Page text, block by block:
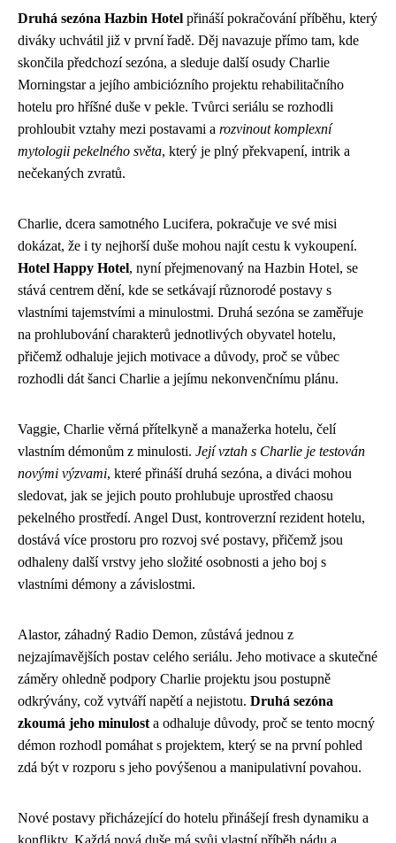
Druhá sezóna Hazbin Hotel přináší pokračování příběhu, který
diváky uchvátil již v první řadě. Děj navazuje přímo tam, kde
skončila předchozí sezóna, a sleduje další osudy Charlie
Morningstar a jejího ambiciózního projektu rehabilitačního
hotelu pro hříšné duše v pekle. Tvůrci seriálu se rozhodli
prohloubit vztahy mezi postavami a rozvinout komplexní
mytologii pekelného světa, který je plný překvapení, intrik a
nečekaných zvratů.
Charlie, dcera samotného Lucifera, pokračuje ve své misi
dokázat, že i ty nejhorší duše mohou najít cestu k vykoupení.
Hotel Happy Hotel, nyní přejmenovaný na Hazbin Hotel, se
stává centrem dění, kde se setkávají různorodé postavy s
vlastními tajemstvími a minulostmi. Druhá sezóna se zaměřuje
na prohlubování charakterů jednotlivých obyvatel hotelu,
přičemž odhaluje jejich motivace a důvody, proč se vůbec
rozhodli dát šanci Charlie a jejímu nekonvenčnímu plánu.
Vaggie, Charlie věrná přítelkyně a manažerka hotelu, čelí
vlastním démonům z minulosti. Její vztah s Charlie je testován
novými výzvami, které přináší druhá sezóna, a diváci mohou
sledovat, jak se jejich pouto prohlubuje uprostřed chaosu
pekelného prostředí. Angel Dust, kontroverzní rezident hotelu,
dostává více prostoru pro rozvoj své postavy, přičemž jsou
odhaleny další vrstvy jeho složité osobnosti a jeho boj s
vlastními démony a závislostmi.
Alastor, záhadný Radio Demon, zůstává jednou z
nejzajímavějších postav celého seriálu. Jeho motivace a skutečné
záměry ohledně podpory Charlie projektu jsou postupně
odkrývány, což vytváří napětí a nejistotu. Druhá sezóna
zkoumá jeho minulost a odhaluje důvody, proč se tento mocný
démon rozhodl pomáhat s projektem, který se na první pohled
zdá být v rozporu s jeho povýšenou a manipulativní povahou.
Nové postavy přicházející do hotelu přinášejí fresh dynamiku a
konflikty. Každá nová duše má svůj vlastní příběh pádu a